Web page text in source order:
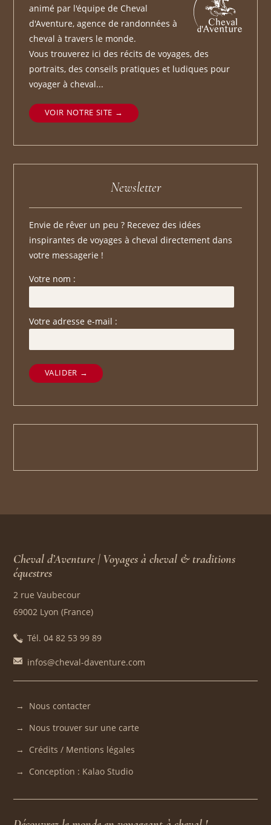
animé par l'équipe de Cheval
d'Aventure, agence de randonnées à
cheval à travers le monde.
Vous trouverez ici des récits de voyages, des
portraits, des conseils pratiques et ludiques pour
voyager à cheval...
VOIR NOTRE SITE
Newsletter
Envie de rêver un peu ? Recevez des idées
inspirantes de voyages à cheval directement dans
votre messagerie !
Votre nom :
Votre adresse e-mail :
VALIDER →
Cheval d’Aventure | Voyages à cheval & traditions
équestres
2 rue Vaubecour
69002 Lyon (France)
Tél. 04 82 53 99 89
infos@cheval-daventure.com
Nous contacter
Nous trouver sur une carte
Crédits / Mentions légales
Conception : Kalao Studio